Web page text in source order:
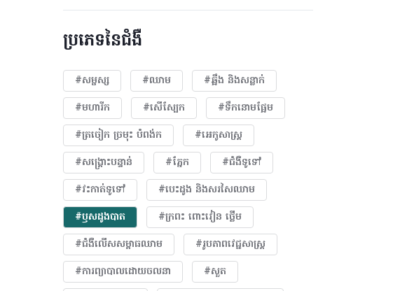
ប្រភេទនៃជំងឺ
#សម្ផស្ស #ឈាម
#ឆ្អឹង និងសន្លាក់
#មហារីក​
#សើស្បែក
#ទឹកនោមផ្អែម
#ត្រចៀក ច្រមុះ បំពង់ក
#អេកូសាស្រ្ត
#សង្គ្រោះបន្ទាន់
#ភ្នែក​
#ជំងឺទូទៅ
#វះកាត់ទូទៅ
#បេះដូង​ និងសរសៃឈាម
#ឫសដូងបាត
#ក្រពះ ពោះវៀន ថ្លើម
#ជំងឺលើសសម្ពាធឈាម
#​រូបភាពវេជ្ជសាស្រ្ត
#ការព្យាបាលដោយ​ចលនា
#សួត